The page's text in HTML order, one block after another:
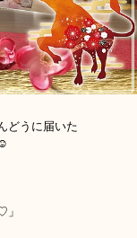
どうに届いた
」